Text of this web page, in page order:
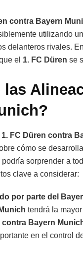
contra Bayern
utilizando
delanteros rivales.
el 1. FC Düren se
FC Düren contra
cómo se
podría sorprender a
clave a considerar:
por parte del
tendrá la
Bayern
en el control